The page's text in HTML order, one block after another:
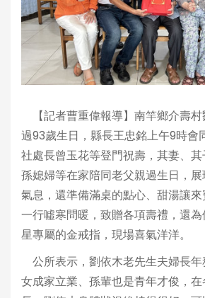
【記者曹重偉報導】南竿鄉介壽村
過93歲生日，縣長王忠銘上午9時會
社處長曾玉花等登門祝壽，其妻、
孫媳婦等在家陪同老父親過生日，
氣息，還準備滿桌的點心、甜湯讓
一行噓寒問暖，致贈各項壽禮，還
星專屬的金戒指，現場喜氣洋洋。
公所表示，劉依木老先生夫婦長年
女成家立業、孫輩也是青年才俊，